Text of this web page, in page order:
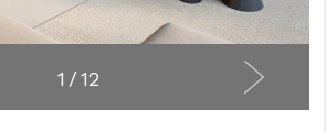
1 /12